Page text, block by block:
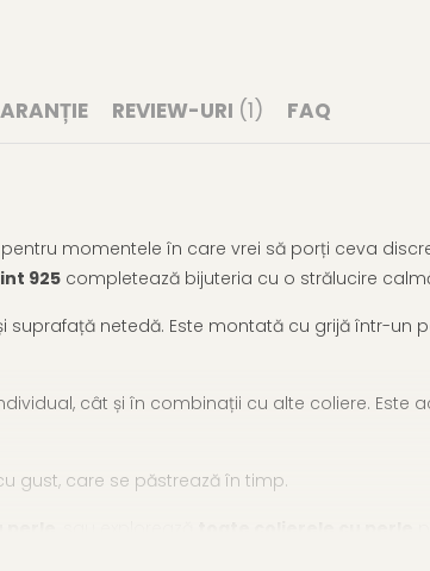
REVIEW-URI (1) FAQ
momentele în care vrei să porți ceva
925 completează bijuteria cu o strălucire
netedă. Este montată cu grijă într-un
cât și în combinații cu alte coliere. Este
gust, care se păstrează în timp.